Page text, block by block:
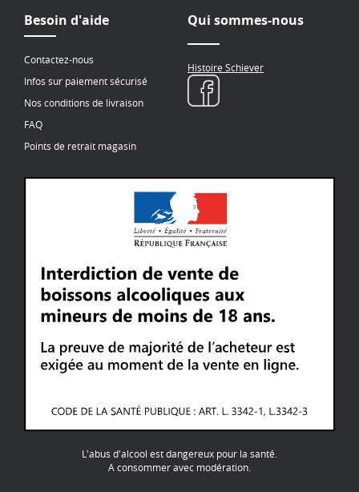
Besoin d'aide
Contactez-nous
Infos sur paiement sécurisé
Nos conditions de livraison
FAQ
Points de retrait magasin
Qui sommes-nous
Histoire Schiever
L'abus d'alcool est dangereux pour la santé.
A consommer avec modération.